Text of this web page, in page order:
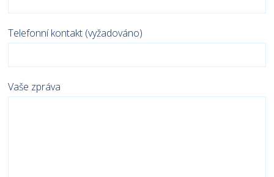
Telefonní kontakt (vyžadováno)
Vaše zpráva